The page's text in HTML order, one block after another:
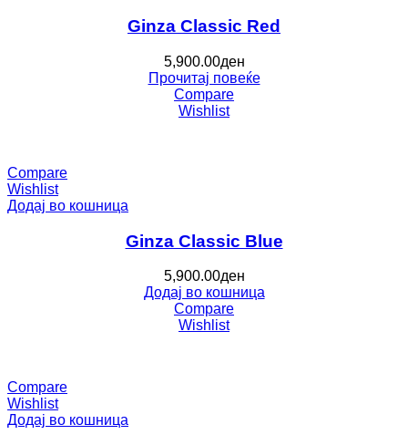
Ginza Classic Red
5,900.00ден
Прочитај повеќе
Compare
Wishlist
Compare
Wishlist
Додај во кошница
Ginza Classic Blue
5,900.00ден
Додај во кошница
Compare
Wishlist
Compare
Wishlist
Додај во кошница